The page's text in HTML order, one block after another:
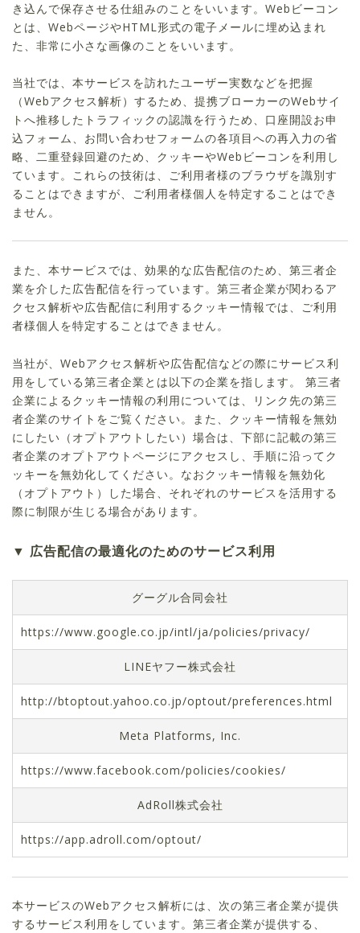
き込んで保存させる仕組みのことをいいます。Webビーコン
とは、WebページやHTML形式の電子メールに埋め込まれ
た、非常に小さな画像のことをいいます。
当社では、本サービスを訪れたユーザー実数などを把握
（Webアクセス解析）するため、提携ブローカーのWebサイ
トへ推移したトラフィックの認識を行うため、口座開設お申
込フォーム、お問い合わせフォームの各項目への再入力の省
略、二重登録回避のため、クッキーやWebビーコンを利用し
ています。これらの技術は、ご利用者様のブラウザを識別す
ることはできますが、ご利用者様個人を特定することはでき
ません。
また、本サービスでは、効果的な広告配信のため、第三者企
業を介した広告配信を行っています。第三者企業が関わるア
クセス解析や広告配信に利用するクッキー情報では、ご利用
者様個人を特定することはできません。
当社が、Webアクセス解析や広告配信などの際にサービス利
用をしている第三者企業とは以下の企業を指します。 第三者
企業によるクッキー情報の利用については、リンク先の第三
者企業のサイトをご覧ください。また、クッキー情報を無効
にしたい（オプトアウトしたい）場合は、下部に記載の第三
者企業のオプトアウトページにアクセスし、手順に沿ってク
ッキーを無効化してください。なおクッキー情報を無効化
（オプトアウト）した場合、それぞれのサービスを活用する
際に制限が生じる場合があります。
広告配信の最適化のためのサービス利用
グーグル合同会社
https://www.google.co.jp/intl/ja/policies/privacy/
LINEヤフー株式会社
http://btoptout.yahoo.co.jp/optout/preferences.html
Meta Platforms, Inc.
https://www.facebook.com/policies/cookies/
AdRoll株式会社
https://app.adroll.com/optout/
本サービスのWebアクセス解析には、次の第三者企業が提供
するサービス利用をしています。第三者企業が提供する、